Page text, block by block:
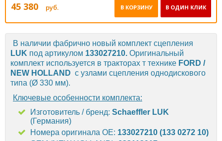
45 380 руб. В ОДИН КЛИК
В КОРЗИНУ
В наличии фабрично новый комплект сцепления
LUK под артикулом 133027210. Оригинальный
комплект используется в тракторах т технике FORD /
NEW HOLLAND с узлами сцепления однодискового
типа (Ø 330 мм).
Ключевые особенности комплекта:
Изготовитель / бренд: Schaeffler LUK
(Германия)
Номера оригинала OE: 133027210 (133 0272 10)